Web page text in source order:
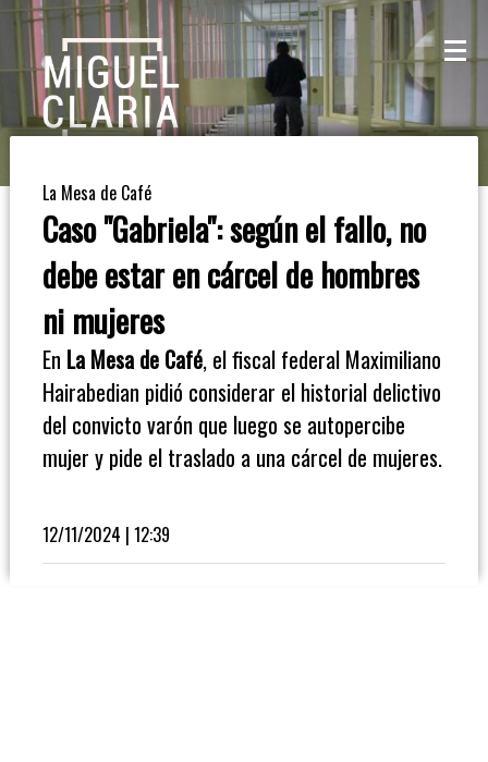
Mesa
Café
Columna
Opinión
Radioinforme
La Mesa de Café
Caso "Gabriela": según el fallo, no
debe estar en cárcel de hombres
ni mujeres
En La Mesa de Café, el fiscal federal Maximiliano
Hairabedian pidió considerar el historial delictivo
del convicto varón que luego se autopercibe
mujer y pide el traslado a una cárcel de mujeres.
12/11/2024 | 12:39